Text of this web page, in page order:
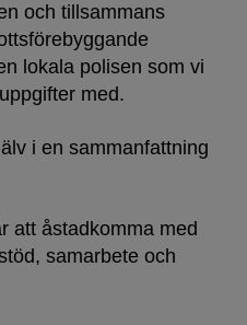
och tillsammans
lokala polisen som vi
med.
i en sammanfattning
att åstadkomma med
samarbete och